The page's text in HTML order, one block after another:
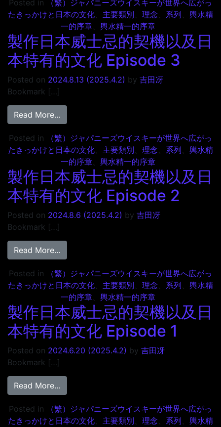
Posted in
（繁）ジャパニーズウイスキーが世界へ広がっ
たきっかけと日本の文化、 主要類別、 理念、 系列、 輿水精
一的序章、 輿水精一的序章
製作日本威士忌的契機以及日
本特有的文化 Episode 3
Posted on 2024.8.13 (2025.4.2) by 吉田冴
Bookmark […]
Read More…
Posted in
（繁）ジャパニーズウイスキーが世界へ広がっ
たきっかけと日本の文化、 主要類別、 理念、 系列、 輿水精
一的序章、 輿水精一的序章
製作日本威士忌的契機以及日
本特有的文化 Episode 2
Posted on 2024.8.6 (2025.4.2) by 吉田冴
Bookmark […]
Read More…
Posted in
（繁）ジャパニーズウイスキーが世界へ広がっ
たきっかけと日本の文化、 主要類別、 理念、 系列、 輿水精
一的序章、 輿水精一的序章
製作日本威士忌的契機以及日
本特有的文化 Episode 1
Posted on 2024.6.20 (2025.4.2) by 吉田冴
Bookmark […]
Read More…
Posted in
（繁）ジャパニーズウイスキーが世界へ広がっ
たきっかけと日本の文化、 主要類別、 理念、 系列、 輿水精